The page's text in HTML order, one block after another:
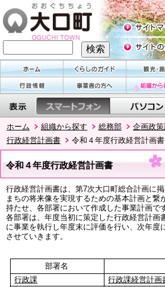
ホーム 組織から探す 総務部
企画政
行政経営計画書
令和４年度行政経営計画書
令和４年度行政経営計画書
行政経営計画書は、第7次大口町総合計画に
まちの将来像を実現するための基本計画と繋
持たせ、各部署において作成した事業計画で
各部署は、年度当初に策定した行政経営計画
に事業を執行し年度末に評価を行い、次年度
させていきます。
部署名
行政課
行政課経営計画